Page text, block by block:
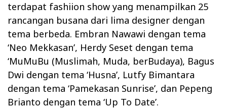
terdapat fashiion show yang menampilkan 25
rancangan busana dari lima designer dengan
tema berbeda. Embran Nawawi dengan tema
‘Neo Mekkasan’, Herdy Seset dengan tema
‘MuMuBu (Muslimah, Muda, berBudaya), Bagus
Dwi dengan tema ‘Husna’, Lutfy Bimantara
dengan tema ‘Pamekasan Sunrise’, dan Pepeng
Brianto dengan tema ‘Up To Date’.